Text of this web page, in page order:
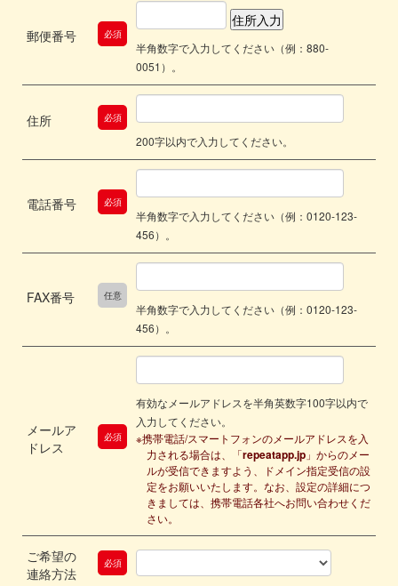
郵便番号 必須
半角数字で入力してください（例：880-
0051）。
住所 必須
200字以内で入力してください。
電話番号 必須
半角数字で入力してください（例：0120-123-
456）。
FAX番号 任意
半角数字で入力してください（例：0120-123-
456）。
メールア
ドレス
必須
有効なメールアドレスを半角英数字100字以内で
入力してください。
※携帯電話/スマートフォンのメールアドレスを入
力される場合は、「repeatapp.jp 」からのメー
ルが受信できますよう、ドメイン指定受信の設
定をお願いいたします。なお、設定の詳細につ
きましては、携帯電話各社へお問い合わせくだ
さい。
ご希望の
連絡方法
必須